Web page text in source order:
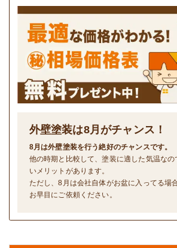
外壁塗装は8月がチャンス！
8月は外壁塗装を行う絶好のチャンスです。
他の時期と比較して、塗装に適した気温な
いメリットがあります。
ただし、8月は会社自体がお盆に入ってる場
お早目にご依頼ください。